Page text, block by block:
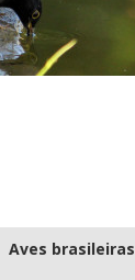
Aves brasileiras